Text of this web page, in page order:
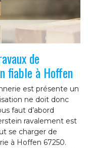
de
fiable à Hoffen
est présente un
ne doit donc
faut d’abord
ravalement est
se charger de
à Hoffen 67250.